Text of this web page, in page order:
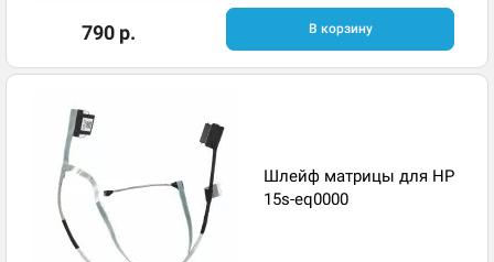
790 р. В корзину
Шлейф матрицы для HP
15s-eq0000